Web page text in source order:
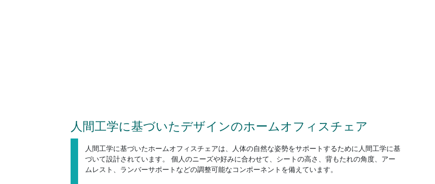
人間工学に基づいたデザインのホームオフィスチェア
人間工学に基づいたホームオフィスチェアは、人体の自然な姿勢をサポートするために人間工学に基
づいて設計されています。 個人のニーズや好みに合わせて、シートの高さ、背もたれの角度、アー
ムレスト、ランバーサポートなどの調整可能なコンポーネントを備えています。